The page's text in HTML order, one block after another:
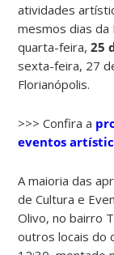
atividades
mesmos dias da
quarta-feira,25
sexta-feira, 27
Florianópolis.
>>> Confira a
eventos
A maioria das
de Cultura e
Olivo, no bairro
outros locais do